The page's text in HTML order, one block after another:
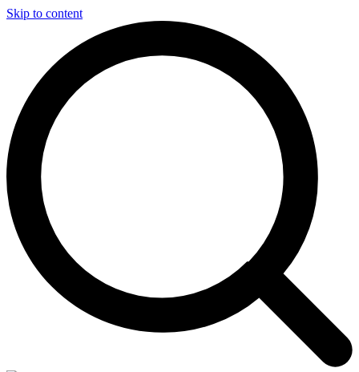
Skip to content